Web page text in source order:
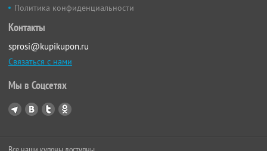
Политика конфиденциальности
Контакты
sprosi@kupikupon.ru
Связаться с нами
Мы в Соцсетях